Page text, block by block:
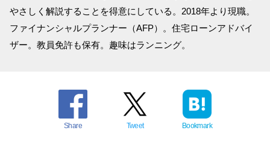
やさしく解説することを得意にしている。2018年より現職。
ファイナンシャルプランナー（AFP）。住宅ローンアドバイ
ザー。教員免許も保有。趣味はランニング。
Share Tweet Bookmark